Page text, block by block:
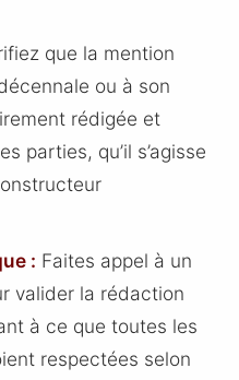
que la mention
ou à son
rédigée et
parties, qu’il s’agisse
: Faites appel à un
valider la rédaction
à ce que toutes les
respectées selon